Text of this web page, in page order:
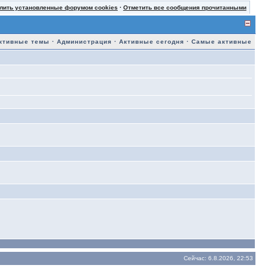
установленные форумом cookies · Отметить все сообщения прочитанными
темы ·Администрация ·Активные сегодня ·Самые активные
Сейчас: 6.8.2026, 22:53